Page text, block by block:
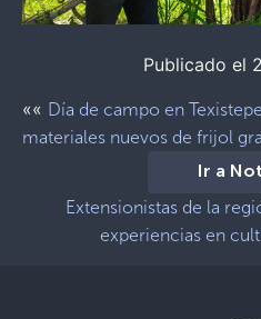
Publicado el
«« Día de campo en
materiales nuevos de frijol
Ir a
Extensionistas de la
experiencias en